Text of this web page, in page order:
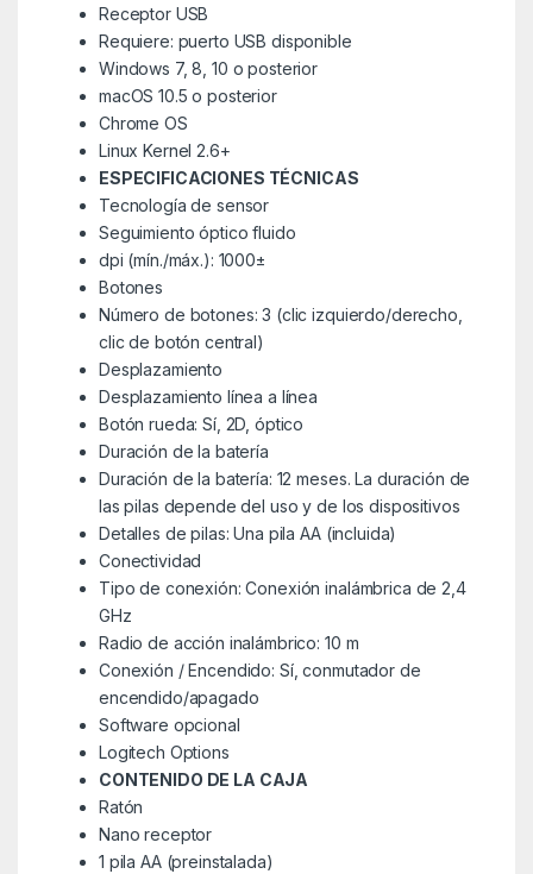
Receptor USB
Requiere: puerto USB disponible
Windows 7, 8, 10 o posterior
macOS 10.5 o posterior
Chrome OS
Linux Kernel 2.6+
ESPECIFICACIONES TÉCNICAS
Tecnología de sensor
Seguimiento óptico fluido
dpi (mín./máx.): 1000±
Botones
Número de botones: 3 (clic izquierdo/derecho,
clic de botón central)
Desplazamiento
Desplazamiento línea a línea
Botón rueda: Sí, 2D, óptico
Duración de la batería
Duración de la batería: 12 meses. La duración de
las pilas depende del uso y de los dispositivos
Detalles de pilas: Una pila AA (incluida)
Conectividad
Tipo de conexión: Conexión inalámbrica de 2,4
GHz
Radio de acción inalámbrico: 10 m
Conexión / Encendido: Sí, conmutador de
encendido/apagado
Software opcional
Logitech Options
CONTENIDO DE LA CAJA
Ratón
Nano receptor
1 pila AA (preinstalada)